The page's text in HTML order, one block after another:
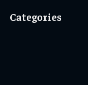
Categories